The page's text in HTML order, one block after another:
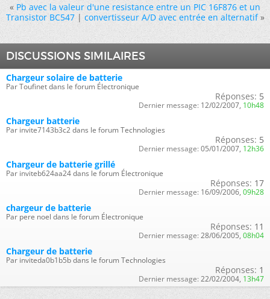
« Pb avec la valeur d'une resistance entre un PIC 16F876 et un
Transistor BC547|convertisseur A/D avec entrée en alternatif »
DISCUSSIONS SIMILAIRES
Chargeur solaire de batterie
Par Toufinet dans le forum Électronique
Réponses: 5
Dernier message: 12/02/2007, 10h48
Chargeur batterie
Par invite7143b3c2 dans le forum Technologies
Réponses: 5
Dernier message: 05/01/2007, 12h36
Chargeur de batterie grillé
Par inviteb624aa24 dans le forum Électronique
Réponses: 17
Dernier message: 16/09/2006, 09h28
chargeur de batterie
Par pere noel dans le forum Électronique
Réponses: 11
Dernier message: 28/06/2005, 08h04
Chargeur de batterie
Par inviteda0b1b5b dans le forum Technologies
Réponses: 1
Dernier message: 22/02/2004, 13h47